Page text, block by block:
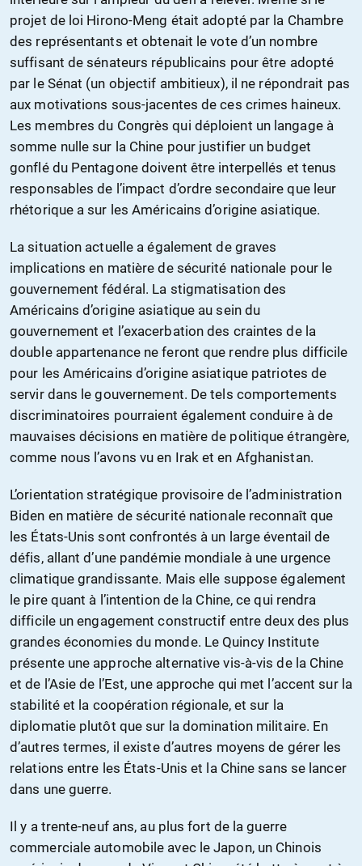
projet de loi Hirono-Meng était adopté par la Chambre
des représentants et obtenait le vote d’un nombre
suffisant de sénateurs républicains pour être adopté
par le Sénat (un objectif ambitieux), il ne répondrait pas
aux motivations sous-jacentes de ces crimes haineux.
Les membres du Congrès qui déploient un langage à
somme nulle sur la Chine pour justifier un budget
gonflé du Pentagone doivent être interpellés et tenus
responsables de l’impact d’ordre secondaire que leur
rhétorique a sur les Américains d’origine asiatique.
La situation actuelle a également de graves
implications en matière de sécurité nationale pour le
gouvernement fédéral. La stigmatisation des
Américains d’origine asiatique au sein du
gouvernement et l’exacerbation des craintes de la
double appartenance ne feront que rendre plus difficile
pour les Américains d’origine asiatique patriotes de
servir dans le gouvernement. De tels comportements
discriminatoires pourraient également conduire à de
mauvaises décisions en matière de politique étrangère,
comme nous l’avons vu en Irak et en Afghanistan.
L’orientation stratégique provisoire de l’administration
Biden en matière de sécurité nationale reconnaît que
les États-Unis sont confrontés à un large éventail de
défis, allant d’une pandémie mondiale à une urgence
climatique grandissante. Mais elle suppose également
le pire quant à l’intention de la Chine, ce qui rendra
difficile un engagement constructif entre deux des plus
grandes économies du monde. Le Quincy Institute
présente une approche alternative vis-à-vis de la Chine
et de l’Asie de l’Est, une approche qui met l’accent sur la
stabilité et la coopération régionale, et sur la
diplomatie plutôt que sur la domination militaire. En
d’autres termes, il existe d’autres moyens de gérer les
relations entre les États-Unis et la Chine sans se lancer
dans une guerre.
Il y a trente-neuf ans, au plus fort de la guerre
commerciale automobile avec le Japon, un Chinois